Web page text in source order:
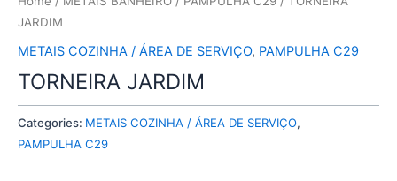
JARDIM
METAIS COZINHA / ÁREA DE SERVIÇO, PAMPULHA C29
TORNEIRA JARDIM
Categories: METAIS COZINHA / ÁREA DE SERVIÇO,
PAMPULHA C29